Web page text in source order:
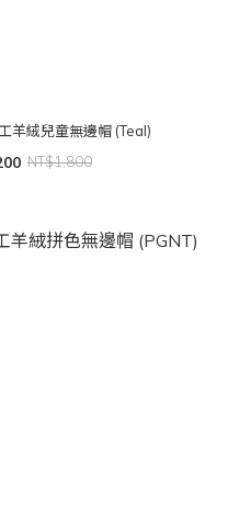
羊絨兒童無邊帽 (Teal)
NT$1,800